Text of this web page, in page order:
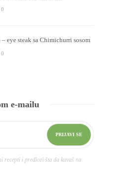
0
eye steak sa Chimichurri sosom
0
e-mailu
recepti i predlozi šta da kuvaš na